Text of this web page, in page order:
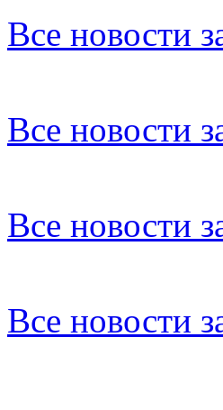
Все новости
Все новости
Все новости
Все новости